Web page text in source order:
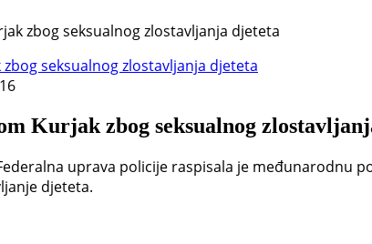
zbog seksualnog zlostavljanja djeteta
Kurjak zbog seksualnog
uprava policije raspisala je međunarodnu
djeteta.